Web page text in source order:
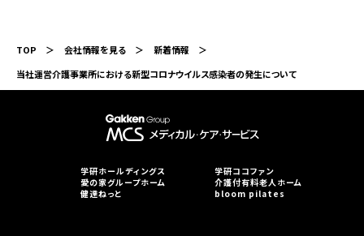
TOP 会社情報を見る
新着情報
当社運営介護事業所における新型コロナウイルス感染者の発生について
学研ホールディングス
学研ココファン
愛の家グループホーム
介護付有料老人ホーム
健達ねっと
bloom pilates